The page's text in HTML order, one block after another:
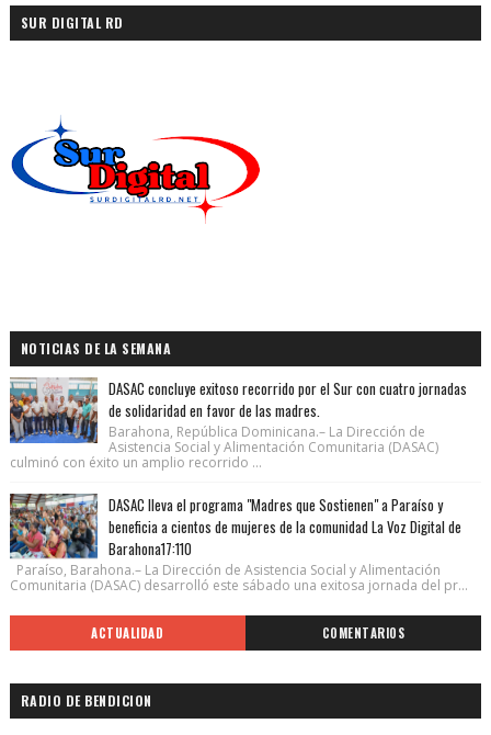
SUR DIGITAL RD
NOTICIAS DE LA SEMANA
DASAC concluye exitoso recorrido por el Sur con cuatro jornadas
de solidaridad en favor de las madres.
Barahona, República Dominicana.– La Dirección de
Asistencia Social y Alimentación Comunitaria (DASAC)
culminó con éxito un amplio recorrido ...
DASAC lleva el programa "Madres que Sostienen" a Paraíso y
beneficia a cientos de mujeres de la comunidad La Voz Digital de
Barahona17:110
Paraíso, Barahona.– La Dirección de Asistencia Social y Alimentación
Comunitaria (DASAC) desarrolló este sábado una exitosa jornada del pr...
ACTUALIDAD COMENTARIOS
RADIO DE BENDICION